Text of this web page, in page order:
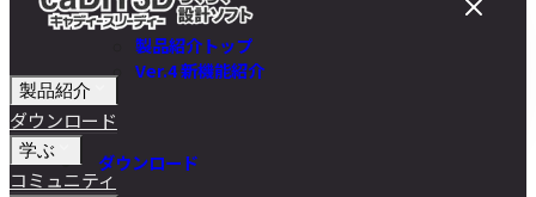
製品紹介トップ
Ver.4 新機能紹介
ダウンロード
製品紹介
ダウンロード
学ぶ
コミュニティ